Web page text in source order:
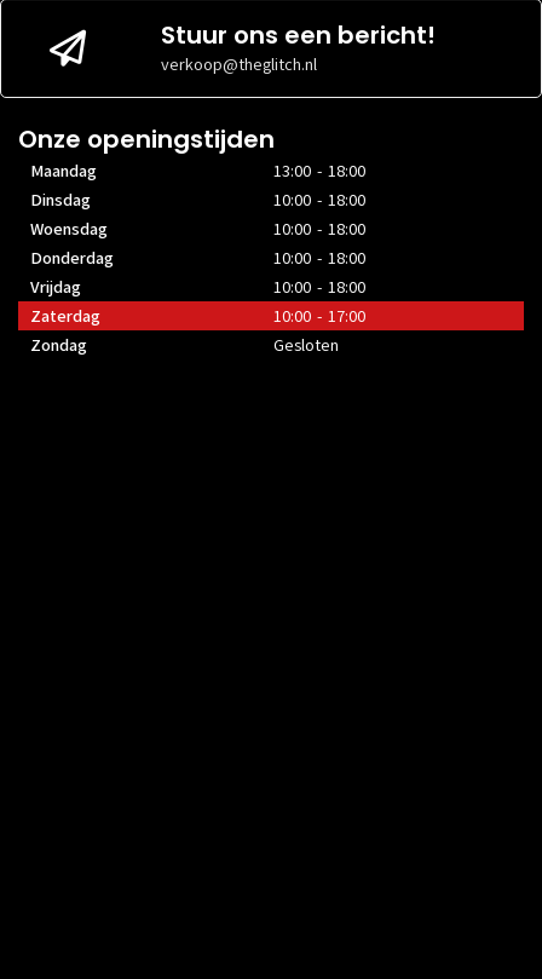
GEHEUGENCAPACITEIT 4GB GEHEUGENCAPACITEIT
Stuur ons een bericht!
verkoop@theglitch.nl
Onze openingstijden
Maandag
13:00 - 18:00
Dinsdag
10:00 - 18:00
Woensdag
10:00 - 18:00
Donderdag
10:00 - 18:00
Vrijdag
10:00 - 18:00
Zaterdag
10:00 - 17:00
Zondag
Gesloten